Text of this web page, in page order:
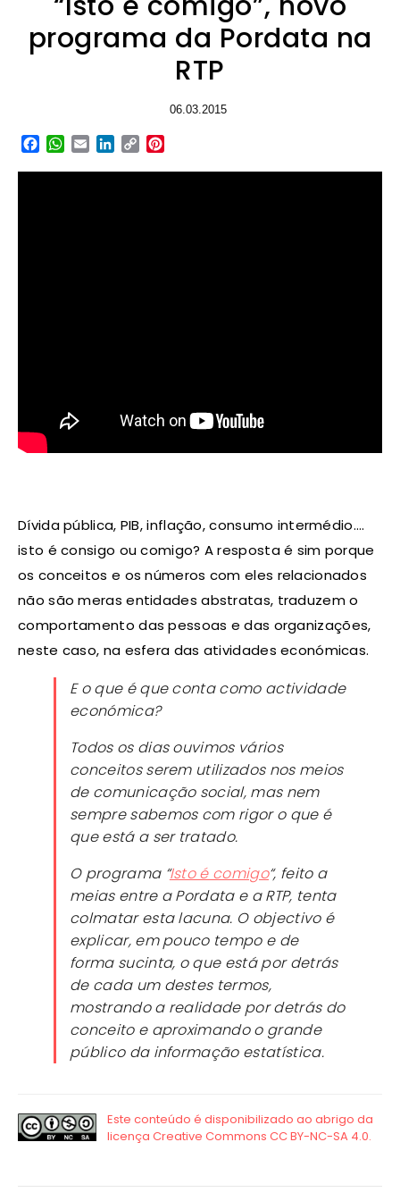
programa da Pordata na
RTP
06.03.2015
Facebook
WhatsApp
EmailLinkedIn
Copy
Dívida pública, PIB, inflação, consumo intermédio….
isto é consigo ou comigo? A resposta é sim porque
os conceitos e os números com eles relacionados
não são meras entidades abstratas, traduzem o
comportamento das pessoas e das organizações,
neste caso, na esfera das atividades económicas.
E o que é que conta como actividade
económica?
Todos os dias ouvimos vários
conceitos serem utilizados nos meios
de comunicação social, mas nem
sempre sabemos com rigor o que é
que está a ser tratado.
O programa “Isto é comigo“, feito a
meias entre a Pordata e a RTP, tenta
colmatar esta lacuna. O objectivo é
explicar, em pouco tempo e de
forma sucinta, o que está por detrás
de cada um destes termos,
mostrando a realidade por detrás do
conceito e aproximando o grande
público da informação estatística.